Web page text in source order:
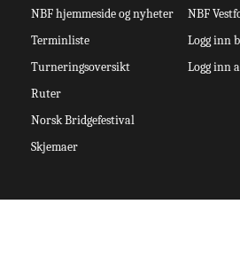
NBF hjemmeside og nyheter
Terminliste
Turneringsoversikt
Ruter
Norsk Bridgefestival
Skjemaer
NBF
Logg inn
Logg inn